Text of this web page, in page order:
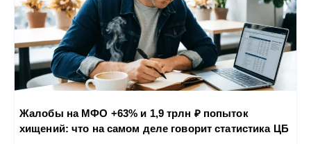
Жалобы на МФО +63% и 1,9 трлн ₽ попыток
хищений: что на самом деле говорит статистика ЦБ